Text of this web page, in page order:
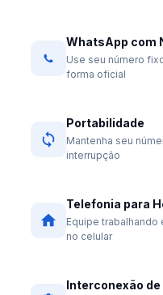
WhatsApp com
Use seu número
forma oficial
Portabilidade
Mantenha seu
interrupção
Telefonia para
Equipe trabalhando
no celular
Interconexão de